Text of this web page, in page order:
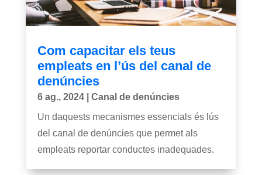
Com capacitar els teus
empleats en l’ús del canal de
denúncies
6 ag., 2024| Canal de denúncies
Un daquests mecanismes essencials és lús
del canal de denúncies que permet als
empleats reportar conductes inadequades.